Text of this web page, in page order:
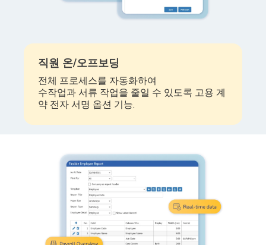
직원 온/오프보딩
전체 프로세스를 자동화하여
수작업과 서류 작업을 줄일 수 있도록 고용 계
약 전자 서명 옵션 기능.